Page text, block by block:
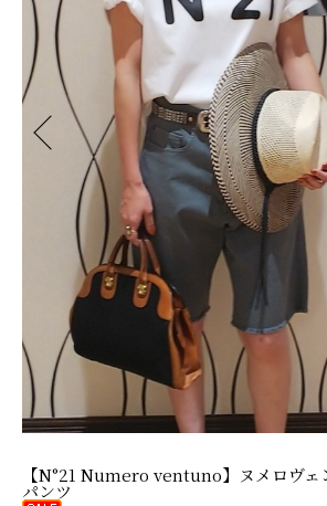
【N°21 Numero ventuno】ヌメロヴェ
パンツ